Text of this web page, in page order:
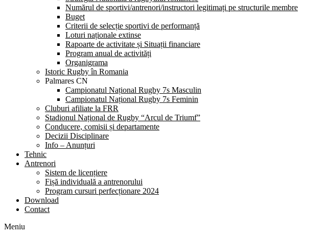
Numărul de sportivi/antrenori/instructori legitimați pe structurile membre
Buget
Criterii de selecție sportivi de performanță
Loturi naționale extinse
Rapoarte de activitate și Situații financiare
Program anual de activități
Organigrama
Istoric Rugby în Romania
Palmares CN
Campionatul Național Rugby 7s Masculin
Campionatul Național Rugby 7s Feminin
Cluburi afiliate la FRR
Stadionul Național de Rugby “Arcul de Triumf”
Conducere, comisii și departamente
Decizii Disciplinare
Info – Anunțuri
Tehnic
Antrenori
Sistem de licențiere
Fișă individuală a antrenorului
Program cursuri perfecționare 2024
Download
Contact
Meniu